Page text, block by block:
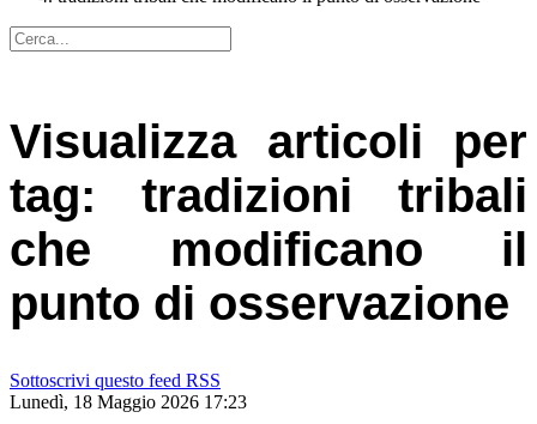
Visualizza articoli per
tag: tradizioni tribali
che modificano il
punto di osservazione
Sottoscrivi questo feed RSS
Lunedì, 18 Maggio 2026 17:23